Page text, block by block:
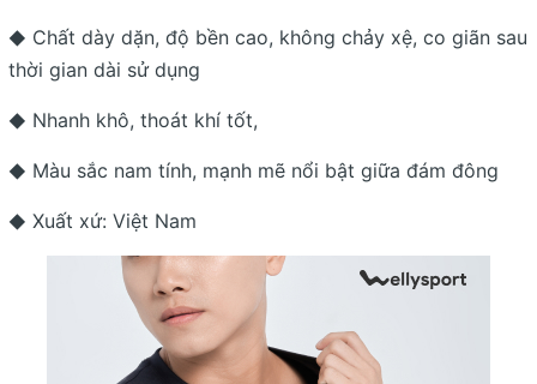
◆ Chất dày dặn, độ bền cao, không chảy xệ, co giãn sau
thời gian dài sử dụng
◆ Nhanh khô, thoát khí tốt,
◆ Màu sắc nam tính, mạnh mẽ nổi bật giữa đám đông
◆ Xuất xứ: Việt Nam